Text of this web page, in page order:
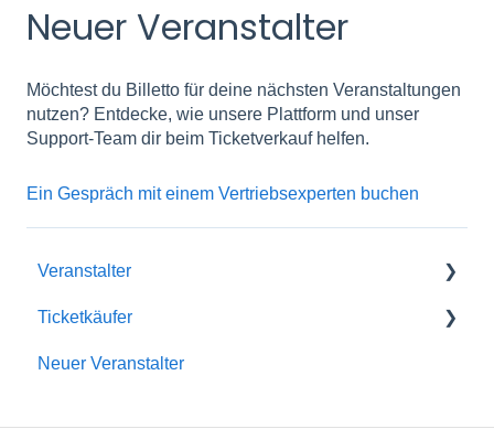
Neuer Veranstalter
Möchtest du Billetto für deine nächsten Veranstaltungen
nutzen? Entdecke, wie unsere Plattform und unser
Support-Team dir beim Ticketverkauf helfen.
Ein Gespräch mit einem Vertriebsexperten buchen
Veranstalter
Erste Schritte mit Billetto
Mein Billetto
Ticketkäufer
Mitgliedschaft
Neuer Veranstalter